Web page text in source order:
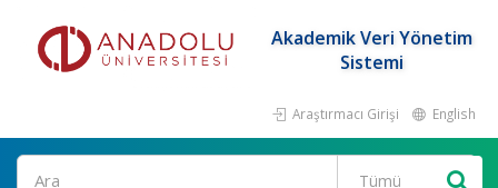
Akademik Veri Yönetim
Sistemi
Araştırmacı Girişi English
Ara